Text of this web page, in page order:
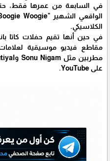
في السابعة من عمرها فقط،
الكلاسيكي.
في حين أنها تقيم حفلات كاتا
على YouTube.